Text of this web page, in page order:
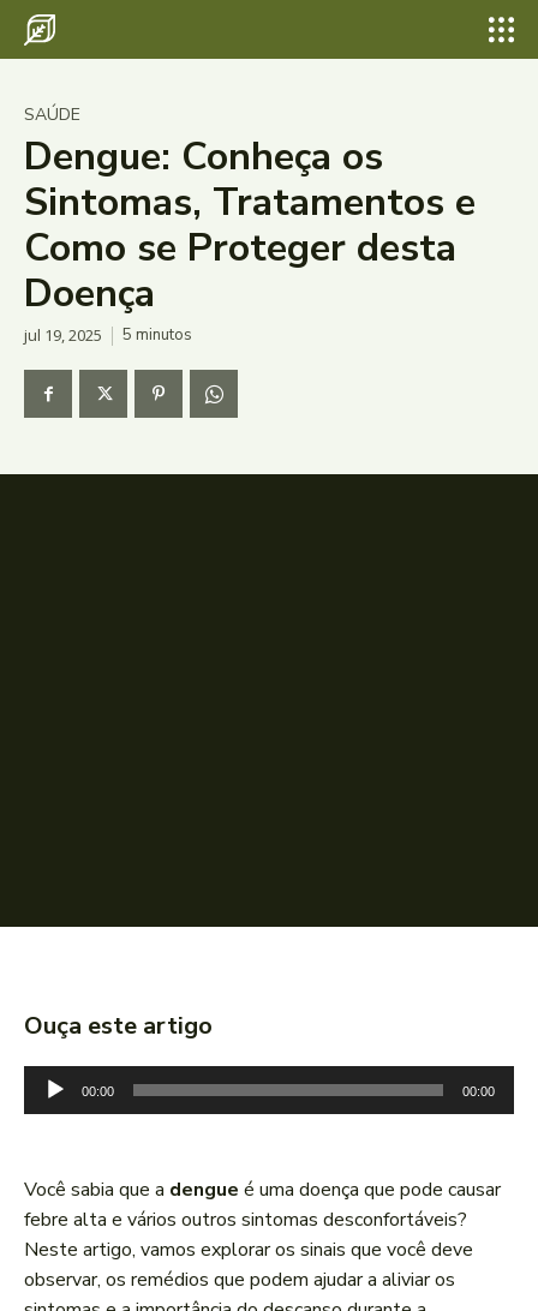
SAÚDE
Dengue: Conheça os
Sintomas, Tratamentos e
Como se Proteger desta
Doença
jul 19, 2025 5 minutos
Ouça este artigo
o
d
o
r
d
00:00 00:00
Você sabia que a dengue é uma doença que pode causar
febre alta e vários outros sintomas desconfortáveis?
Neste artigo, vamos explorar os sinais que você deve
observar, os remédios que podem ajudar a aliviar os